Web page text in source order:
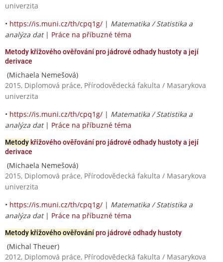
univerzita
• https://is.muni.cz/th/cpq1g/ | Matematika / Statistika a
analýza dat| Práce na příbuzné téma
Metody křížového ověřování pro jádrové odhady hustoty a její
derivace
(Michaela Nemešová)
2015, Diplomová práce, Přírodovědecká fakulta / Masarykova
univerzita
• https://is.muni.cz/th/cpq1g/ | Matematika / Statistika a
analýza dat| Práce na příbuzné téma
Metody křížového ověřování pro jádrové odhady hustoty a její
derivace
(Michaela Nemešová)
2015, Diplomová práce, Přírodovědecká fakulta / Masarykova
univerzita
• https://is.muni.cz/th/cpq1g/ | Matematika / Statistika a
analýza dat| Práce na příbuzné téma
Metody křížového ověřovánípro jádrové odhady hustoty
(Michal Theuer)
2012, Diplomová práce, Přírodovědecká fakulta / Masarykova